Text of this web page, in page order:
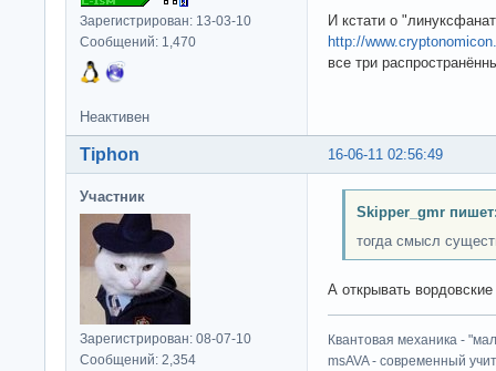
Зарегистрирован: 13-03-10
Сообщений: 1,470
И кстати о
http://
все три
Неактивен
16-06-11 02:56:49
Tiphon
Участник
Зарегистрирован: 08-07-10
Сообщений: 2,354
Skipper_gmr
тогда смысл
А открывать
Квантовая механика -
msAVA - современный